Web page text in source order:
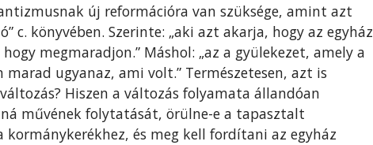
új reformációra van szüksége, amint azt
c. könyvében. Szerinte: „aki azt akarja, hogy az egyház
megmaradjon.” Máshol: „az a gyülekezet, amely a
ugyanaz, ami volt.” Természetesen, azt is
Hiszen a változás folyamata állandóan
művének folytatását, örülne-e a tapasztalt
és meg kell fordítani az egyház